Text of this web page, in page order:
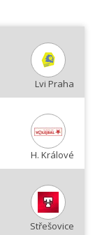
Lvi Praha
H. Králové
Střešovice